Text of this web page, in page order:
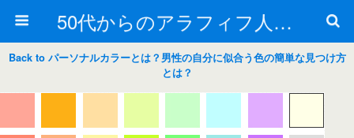
50代からのアラフィフ人生の楽しみ方
Back to パーソナルカラーとは？男性の自分に似合う色の簡単な見つけ方
とは？